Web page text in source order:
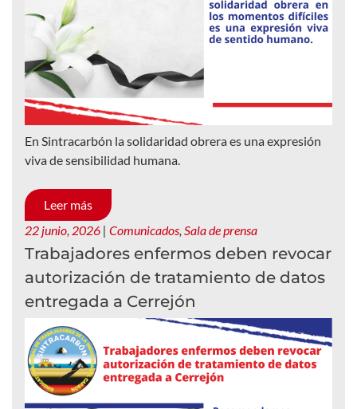
En Sintracarbón la solidaridad obrera es una expresión
viva de sensibilidad humana.
Leer más
22 junio, 2026 | Comunicados, Sala de prensa
Trabajadores enfermos deben revocar
autorización de tratamiento de datos
entregada a Cerrejón